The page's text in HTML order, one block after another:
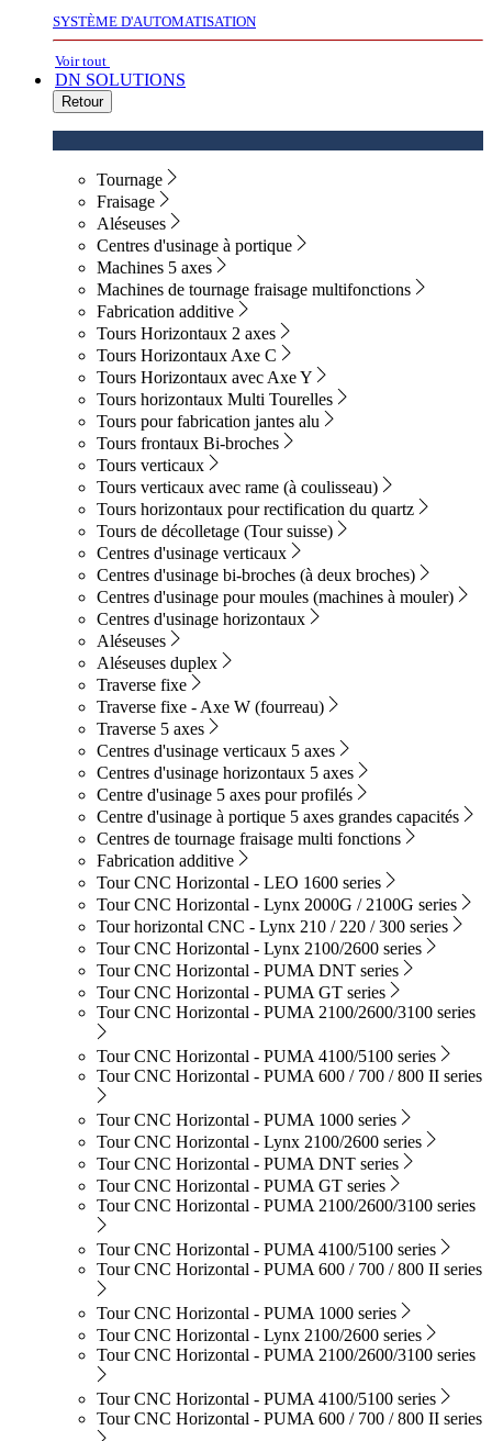
SYSTÈME D'AUTOMATISATION
Voir tout
DN SOLUTIONS
Retour
Tournage
Fraisage
Aléseuses
Centres d'usinage à portique
Machines 5 axes
Machines de tournage fraisage multifonctions
Fabrication additive
Tours Horizontaux 2 axes
Tours Horizontaux Axe C
Tours Horizontaux avec Axe Y
Tours horizontaux Multi Tourelles
Tours pour fabrication jantes alu
Tours frontaux Bi-broches
Tours verticaux
Tours verticaux avec rame (à coulisseau)
Tours horizontaux pour rectification du quartz
Tours de décolletage (Tour suisse)
Centres d'usinage verticaux
Centres d'usinage bi-broches (à deux broches)
Centres d'usinage pour moules (machines à mouler)
Centres d'usinage horizontaux
Aléseuses
Aléseuses duplex
Traverse fixe
Traverse fixe - Axe W (fourreau)
Traverse 5 axes
Centres d'usinage verticaux 5 axes
Centres d'usinage horizontaux 5 axes
Centre d'usinage 5 axes pour profilés
Centre d'usinage à portique 5 axes grandes capacités
Centres de tournage fraisage multi fonctions
Fabrication additive
Tour CNC Horizontal - LEO 1600 series
Tour CNC Horizontal - Lynx 2000G / 2100G series
Tour horizontal CNC - Lynx 210 / 220 / 300 series
Tour CNC Horizontal - Lynx 2100/2600 series
Tour CNC Horizontal - PUMA DNT series
Tour CNC Horizontal - PUMA GT series
Tour CNC Horizontal - PUMA 2100/2600/3100 series
Tour CNC Horizontal - PUMA 4100/5100 series
Tour CNC Horizontal - PUMA 600 / 700 / 800 II series
Tour CNC Horizontal - PUMA 1000 series
Tour CNC Horizontal - Lynx 2100/2600 series
Tour CNC Horizontal - PUMA DNT series
Tour CNC Horizontal - PUMA GT series
Tour CNC Horizontal - PUMA 2100/2600/3100 series
Tour CNC Horizontal - PUMA 4100/5100 series
Tour CNC Horizontal - PUMA 600 / 700 / 800 II series
Tour CNC Horizontal - PUMA 1000 series
Tour CNC Horizontal - Lynx 2100/2600 series
Tour CNC Horizontal - PUMA 2100/2600/3100 series
Tour CNC Horizontal - PUMA 4100/5100 series
Tour CNC Horizontal - PUMA 600 / 700 / 800 II series